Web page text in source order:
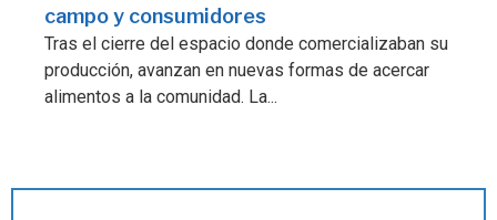
campo y consumidores
Tras el cierre del espacio donde comercializaban su
producción, avanzan en nuevas formas de acercar
alimentos a la comunidad. La...